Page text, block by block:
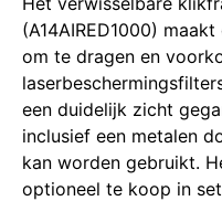
(A14AIRED1000)
om te dragen en
een duidelijk zicht
inclusief een metalen
kan worden gebruikt.
optioneel te koop in